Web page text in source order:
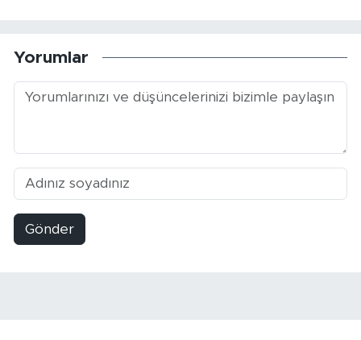
Yorumlar
Gönder